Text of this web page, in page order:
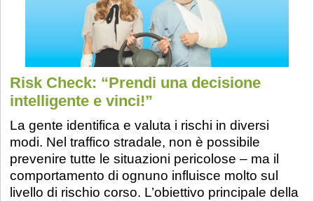
Risk Check: “Prendi una decisione
intelligente e vinci!”
La gente identifica e valuta i rischi in diversi
modi. Nel traffico stradale, non è possibile
prevenire tutte le situazioni pericolose – ma il
comportamento di ognuno influisce molto sul
livello di rischio corso. L’obiettivo principale della